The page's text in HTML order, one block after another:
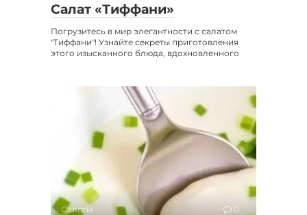
Салат «Тиффани»
Погрузитесь в мир элегантности с салатом
"Тиффани"! Узнайте секреты приготовления
этого изысканного блюда, вдохновленного
Салаты 0